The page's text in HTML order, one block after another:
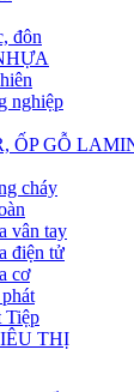
đôn
nghiệp
ỐP GỖ
cháy
vân tay
điện tử
cơ
Tiệp
THỊ